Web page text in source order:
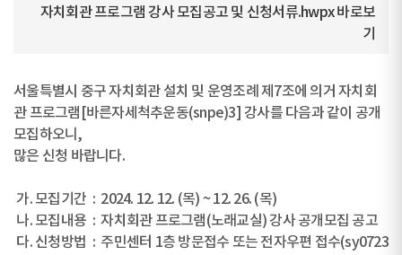
자치회관 프로그램 강사 모집공고 및 신청서류.hwpx 바로보
기
서울특별시 중구 자치회관 설치 및 운영조례 제7조에 의거 자치회
관 프로그램[바른자세척추운동(snpe)3] 강사를 다음과 같이 공개
모집하오니,
많은 신청 바랍니다.
가. 모집기간 : 2024. 12. 12. (목) ~ 12. 26. (목)
나. 모집내용 : 자치회관 프로그램(노래교실) 강사 공개모집 공고
다. 신청방법 : 주민센터 1층 방문접수 또는 전자우편 접수(sy0723